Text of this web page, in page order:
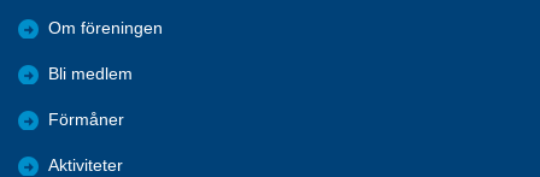
Om föreningen
Bli medlem
Förmåner
Aktiviteter